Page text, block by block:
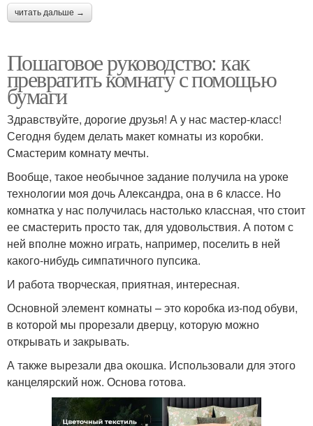
читать дальше →
Пошаговое руководство: как
превратить комнату с помощью
бумаги
Здравствуйте, дорогие друзья! А у нас мастер-класс!
Сегодня будем делать макет комнаты из коробки.
Смастерим комнату мечты.
Вообще, такое необычное задание получила на уроке
технологии моя дочь Александра, она в 6 классе. Но
комнатка у нас получилась настолько классная, что стоит
ее смастерить просто так, для удовольствия. А потом с
ней вполне можно играть, например, поселить в ней
какого-нибудь симпатичного пупсика.
И работа творческая, приятная, интересная.
Основной элемент комнаты – это коробка из-под обуви,
в которой мы прорезали дверцу, которую можно
открывать и закрывать.
А также вырезали два окошка. Использовали для этого
канцелярский нож. Основа готова.